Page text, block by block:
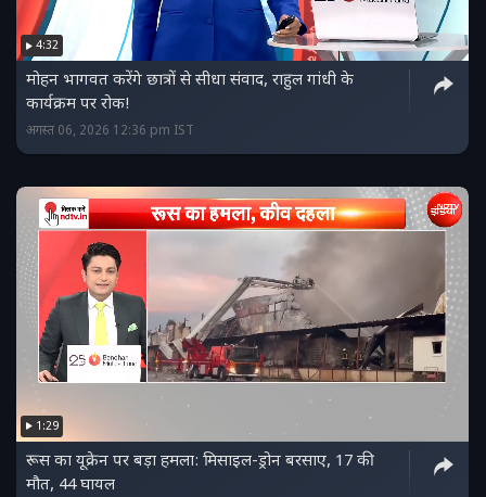
4:32
मोहन भागवत करेंगे छात्रों से सीधा संवाद, राहुल गांधी के
कार्यक्रम पर रोक!
अगस्त 06, 2026 12:36 pm IST
1:29
रूस का यूक्रेन पर बड़ा हमला: मिसाइल-ड्रोन बरसाए, 17 की
मौत, 44 घायल